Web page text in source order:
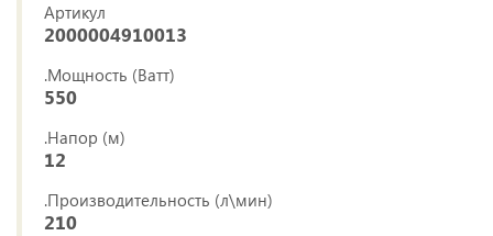
Артикул
2000004910013
.Мощность (Ватт)
550
.Напор (м)
12
.Производительность (л\мин)
210